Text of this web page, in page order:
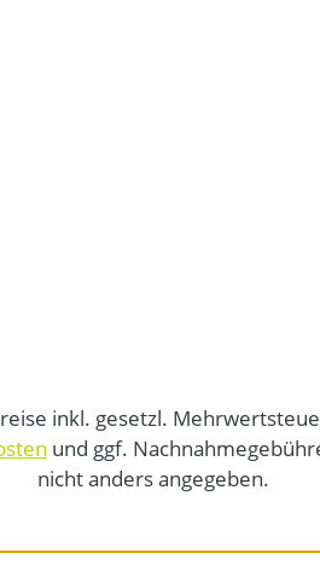
inkl. gesetzl.
und ggf.
nicht anders angegeben.